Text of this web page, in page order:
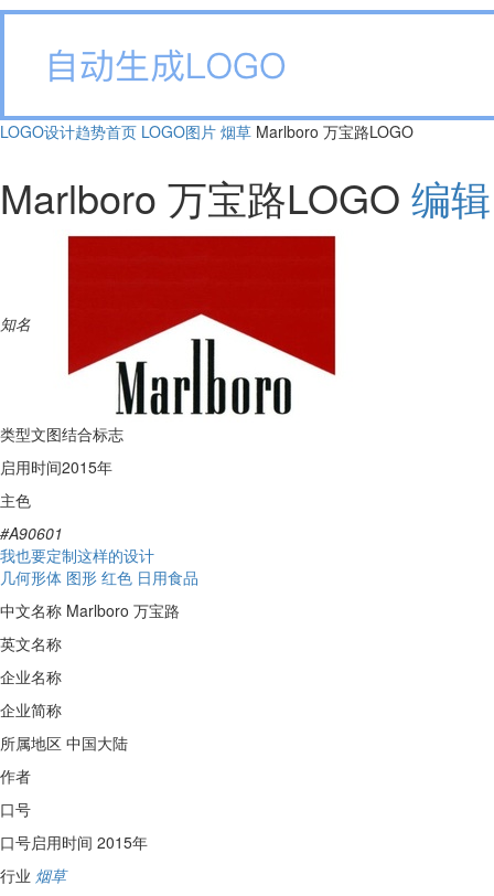
LOGO设计趋势首页 LOGO图片 烟草 Marlboro 万宝路LOGO
Marlboro 万宝路LOGO 编辑
知名
类型文图结合标志
启用时间2015年
主色
#A90601
我也要定制这样的设计
几何形体 图形 红色 日用食品
中文名称 Marlboro 万宝路
英文名称
企业名称
企业简称
所属地区 中国大陆
作者
口号
口号启用时间 2015年
行业 烟草